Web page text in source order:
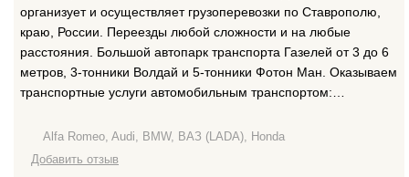
организует и осуществляет грузоперевозки по Ставрополю,
краю, России. Переезды любой сложности и на любые
расстояния. Большой автопарк транспорта Газелей от 3 до 6
метров, 3-тонники Волдай и 5-тонники Фотон Ман. Оказываем
транспортные услуги автомобильным транспортом:…
Alfa Romeo, Audi, BMW, ВАЗ (LADA), Honda
Добавить отзыв